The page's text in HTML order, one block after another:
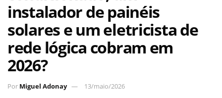
instalador de painéis
solares e um eletricista de
rede lógica cobram em
2026?
Por Miguel Adonay 13/maio/2026